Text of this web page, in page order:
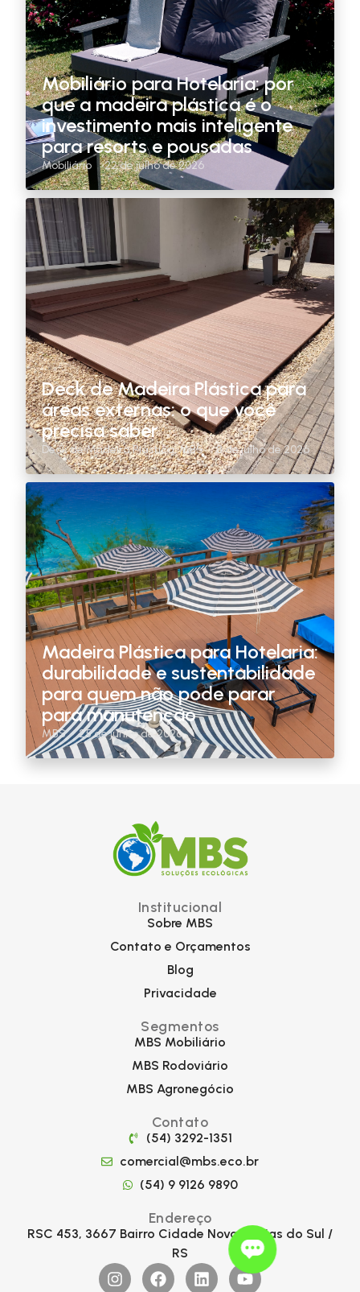
Mobiliário para Hotelaria: por
que a madeira plástica é o
investimento mais inteligente
para resorts e pousadas
Mobiliário 22 de julho de 2026
Deck de Madeira Plástica para
áreas externas: o que você
precisa saber
Deck de Madeira Plástica,MBS 8 de julho de 2026
Madeira Plástica para Hotelaria:
durabilidade e sustentabilidade
para quem não pode parar
para manutenção
MBS 25 de junho de 2026
Institucional
Sobre MBS
Contato e Orçamentos
Blog
Privacidade
Segmentos
MBS Mobiliário
MBS Rodoviário
MBS Agronegócio
Contato
(54) 3292-1351
comercial@mbs.eco.br
(54) 9 9126 9890
Endereço
RSC 453, 3667 Bairro Cidade Nova Caxias do Sul /
RS